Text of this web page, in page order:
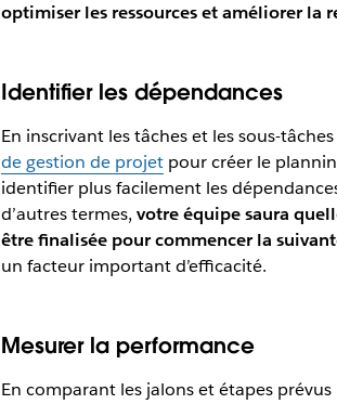
optimiser les ressources et améliorer la
Identifier les dépendances
En inscrivant les tâches et les sous-
de gestion de projetpour créer le
identifier plus facilement les
d’autres termes, votre équipe saura
être finalisée pour commencer la
un facteur important d’efficacité.
Mesurer la performance
En comparant les jalons et étapes